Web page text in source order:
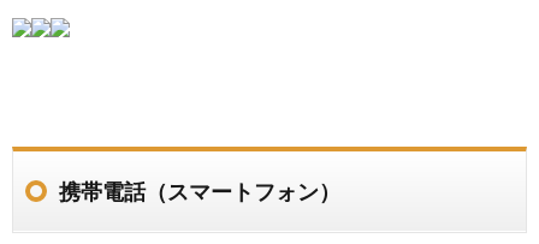
携帯電話（スマートフォン）